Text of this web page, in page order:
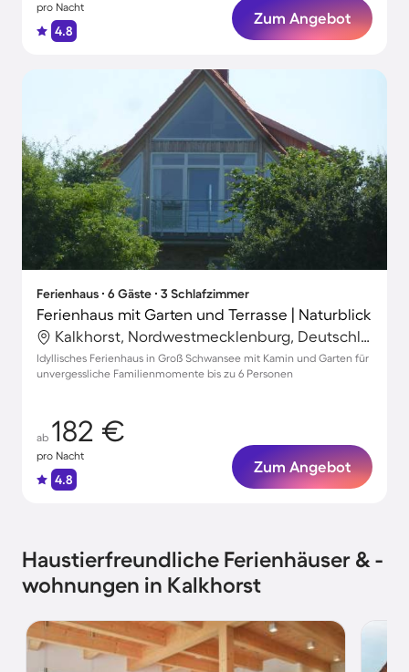
pro Nacht
4.8
Zum Angebot
Ferienhaus ∙ 6 Gäste ∙ 3 Schlafzimmer
Ferienhaus mit Garten und Terrasse | Naturblick
Kalkhorst, Nordwestmecklenburg, Deutschland
Idyllisches Ferienhaus in Groß Schwansee mit Kamin und Garten für
unvergessliche Familienmomente bis zu 6 Personen
ab 182 €
pro Nacht
4.8
Zum Angebot
Haustierfreundliche Ferienhäuser & -
wohnungen in Kalkhorst